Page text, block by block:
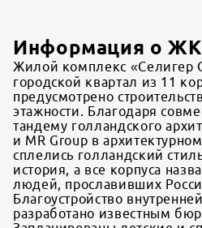
Информация о ЖК
Жилой комплекс «Селигер
городской квартал из 11
предусмотрено
этажности. Благодаря
тандему голландского
и MR Group в
сплелись голландский
история, а все корпуса
людей, прославивших
Благоустройство
разработано известным